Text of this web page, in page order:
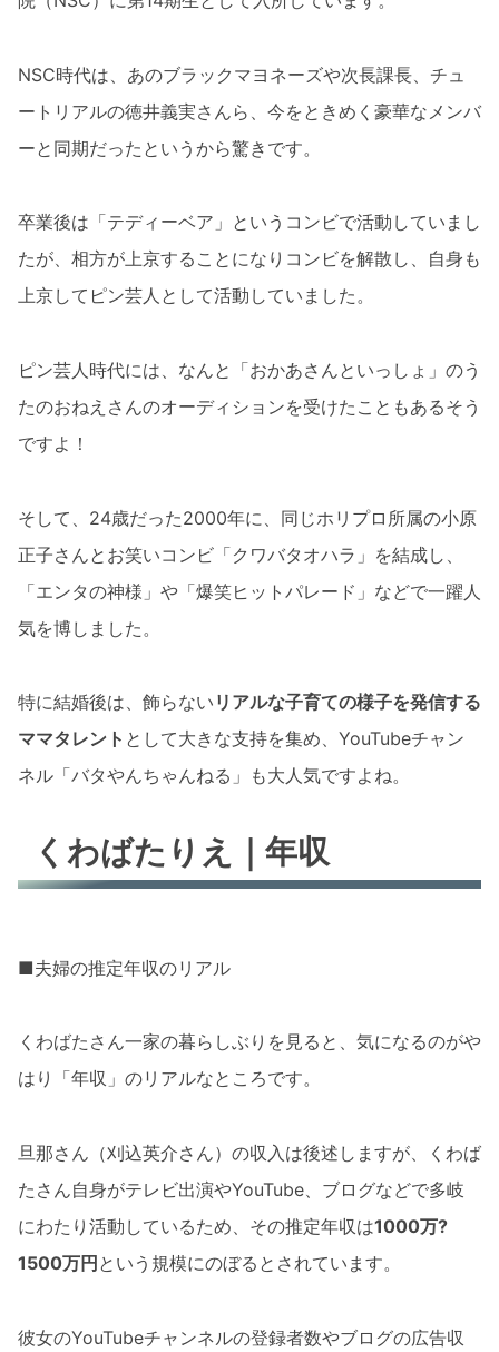
NSC時代は、あのブラックマヨネーズや次長課長、チュ
ートリアルの徳井義実さんら、今をときめく豪華なメンバ
ーと同期だったというから驚きです。
卒業後は「テディーベア」というコンビで活動していまし
たが、相方が上京することになりコンビを解散し、自身も
上京してピン芸人として活動していました。
ピン芸人時代には、なんと「おかあさんといっしょ」のう
たのおねえさんのオーディションを受けたこともあるそう
ですよ！
そして、24歳だった2000年に、同じホリプロ所属の小原
正子さんとお笑いコンビ「クワバタオハラ」を結成し、
「エンタの神様」や「爆笑ヒットパレード」などで一躍人
気を博しました。
特に結婚後は、飾らない リアルな子育ての様子を発信する
ママタレント として大きな支持を集め、YouTubeチャン
ネル「バタやんちゃんねる」も大人気ですよね。
くわばたりえ｜年収
■夫婦の推定年収のリアル
くわばたさん一家の暮らしぶりを見ると、気になるのがや
はり「年収」のリアルなところです。
旦那さん（刈込英介さん）の収入は後述しますが、くわば
たさん自身がテレビ出演やYouTube、ブログなどで多岐
にわたり活動しているため、その推定年収は1000万?
1500万円という規模にのぼるとされています。
彼女のYouTubeチャンネルの登録者数やブログの広告収